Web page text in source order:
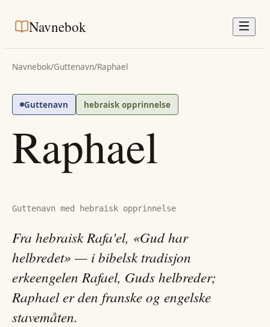
Navnebok
Navnebok/Guttenavn/Raphael
Guttenavn hebraisk opprinnelse
Raphael
Guttenavn med hebraisk opprinnelse
Fra hebraisk Rafa'el, «Gud har
helbredet» — i bibelsk tradisjon
erkeengelen Rafael, Guds helbreder;
Raphael er den franske og engelske
stavemåten.